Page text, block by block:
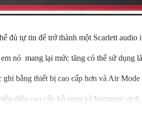
đủ tự tin để trở thành một Scarlett audio
nó mang lại mức tăng có thể sử dụng
bằng thiết bị cao cấp hơn và Air
diện cao cấp bổ sung và harmonic-